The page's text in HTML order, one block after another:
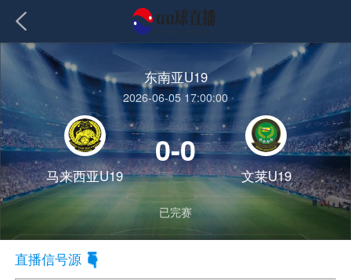
东南亚U19
2026-06-05 17:00:00
马来西亚U19
0-0
文莱U19
已完赛
直播信号源